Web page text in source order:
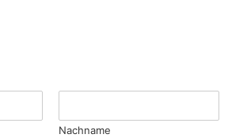
Nachname